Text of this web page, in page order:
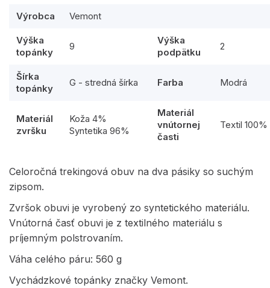
Výrobca Vemont
Výška
topánky
9
Výška
podpätku
2
Šírka
topánky
G - stredná šírka Farba Modrá
Materiál
zvršku
Koža 4%
Syntetika 96%
Materiál
vnútornej
časti
Textil 100%
Celoročná trekingová obuv na dva pásiky so suchým
zipsom.
Zvršok obuvi je vyrobený zo syntetického materiálu.
Vnútorná časť obuvi je z textilného materiálu s
príjemným polstrovaním.
Váha celého páru: 560 g
Vychádzkové topánky značky Vemont.